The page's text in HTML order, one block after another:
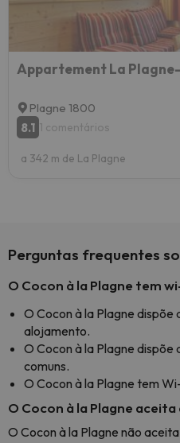
Plagne 1800
8.1 1 comentários
a 342 m de La Plagne
Perguntas frequentes
O Cocon à la Plagne tem
O Cocon à la Plagne
alojamento.
O Cocon à la Plagne
comuns.
O Cocon à la Plagne tem
O Cocon à la Plagne
O Cocon à la Plagne não